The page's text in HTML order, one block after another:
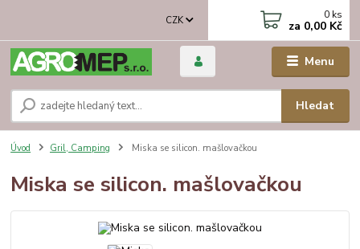
Menu
CZK
Hledat
0 ks
za 0,00 Kč
Úvod Gril, Camping Miska se silicon. mašlovačkou
Miska se silicon. mašlovačkou